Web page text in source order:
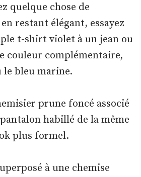
quelque chose de
restant élégant, essayez
t-shirt violet à un jean ou
couleur complémentaire,
le bleu marine.
prune foncé associé
habillé de la même
plus formel.
à une chemise